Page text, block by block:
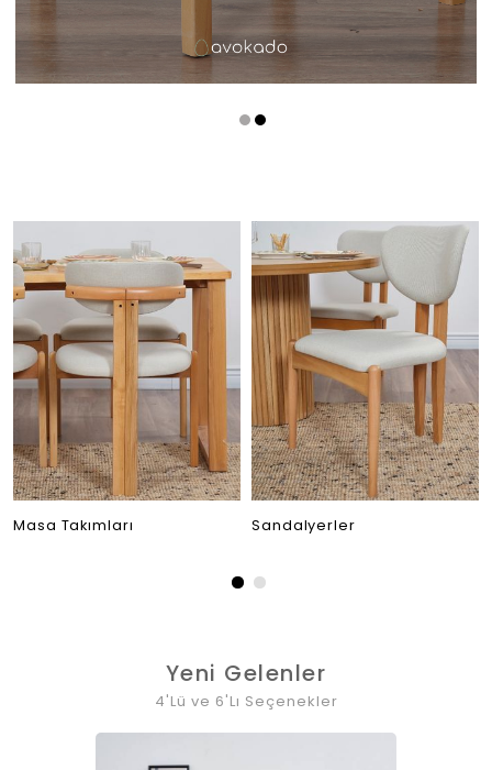
Masa Takımları Sandalyerler
Yeni Gelenler
4'Lü ve 6'Lı Seçenekler